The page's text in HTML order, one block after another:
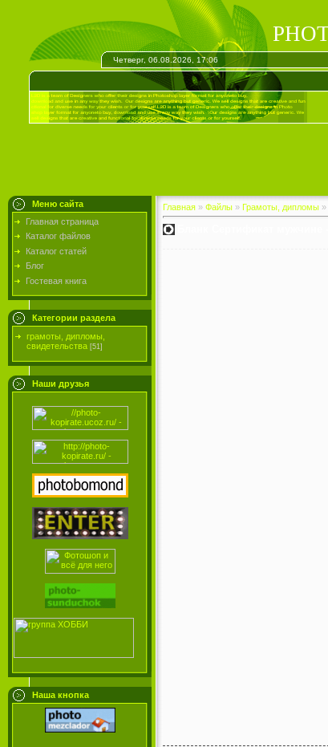
Четверг, 06.08.2026, 17:06
Меню сайта
Главная страница
Каталог файлов
Каталог статей
Блог
Гостевая книга
Категории раздела
грамоты, дипломы,
свидетельства [51]
Наши друзья
Наша кнопка
Главная » Файлы » Грамоты, дипломы »